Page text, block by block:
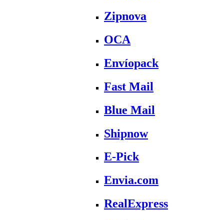
Zipnova
OCA
Envíopack
Fast Mail
Blue Mail
Shipnow
E-Pick
Envia.com
RealExpress